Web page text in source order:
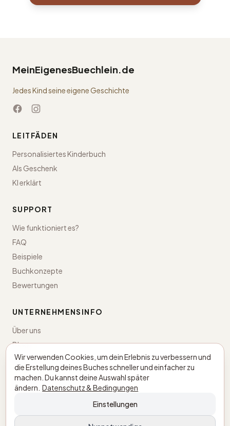
MeinEigenesBuechlein.de
Jedes Kind seine eigene Geschichte
LEITFÄDEN
Personalisiertes Kinderbuch
Als Geschenk
KI erklärt
SUPPORT
Wie funktioniert es?
FAQ
Beispiele
Buchkonzepte
Bewertungen
UNTERNEHMENSINFO
Über uns
Blog
Kontakt
Niederlande · KvK 98043498
BTW NL005305897B03
Wir verwenden Cookies, um dein Erlebnis zu verbessern und
die Erstellung deines Buches schneller und einfacher zu
machen. Du kannst deine Auswahl später
ändern. Datenschutz & Bedingungen
Einstellungen